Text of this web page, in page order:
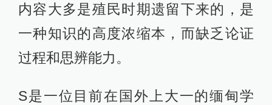
内容大多是殖民时期遗留下来的，是
一种知识的高度浓缩本，而缺乏论证
过程和思辨能力。
S是一位目前在国外上大一的缅甸学